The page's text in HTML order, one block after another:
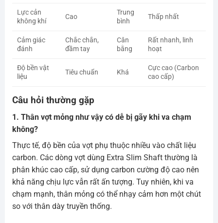
Lực cản
không khí
Cao
Trung
bình
Thấp nhất
Cảm giác
đánh
Chắc chắn,
đầm tay
Cân
bằng
Rất nhanh, linh
hoạt
Độ bền vật
liệu
Tiêu chuẩn Khá
Cực cao (Carbon
cao cấp)
Câu hỏi thường gặp
1. Thân vợt mỏng như vậy có dễ bị gãy khi va chạm
không?
Thực tế, độ bền của vợt phụ thuộc nhiều vào chất liệu
carbon. Các dòng vợt dùng Extra Slim Shaft thường là
phân khúc cao cấp, sử dụng carbon cường độ cao nên
khả năng chịu lực vẫn rất ấn tượng. Tuy nhiên, khi va
chạm mạnh, thân mỏng có thể nhạy cảm hơn một chút
so với thân dày truyền thống.